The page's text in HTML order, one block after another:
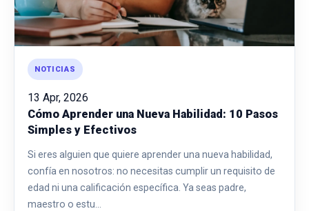
NOTICIAS
13 Apr, 2026
Cómo Aprender una Nueva Habilidad: 10 Pasos
Simples y Efectivos
Si eres alguien que quiere aprender una nueva habilidad,
confía en nosotros: no necesitas cumplir un requisito de
edad ni una calificación específica. Ya seas padre,
maestro o estu…